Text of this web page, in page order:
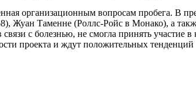
организационным вопросам пробега. В
Жуан Таменне (Роллс-Ройс в Монако), а
с болезнью, не смогла принять участие
проекта и ждут положительных